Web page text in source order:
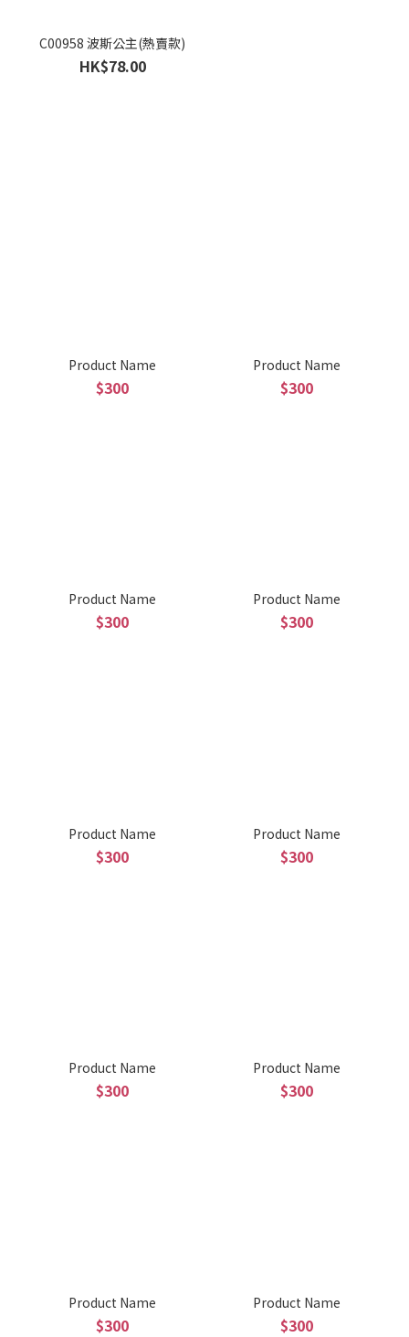
C00958 波斯公主(熱賣款)
HK$78.00
Product Name
$300
Product Name
$300
Product Name
$300
Product Name
$300
Product Name
$300
Product Name
$300
Product Name
$300
Product Name
$300
Product Name
$300
Product Name
$300